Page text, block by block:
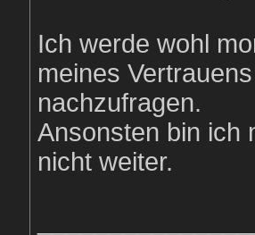
Ich werde wohl
meines
nachzufragen.
Ansonsten bin ich
nicht weiter.